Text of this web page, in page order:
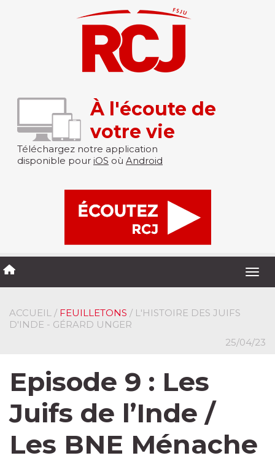
À l'écoute de
votre vie
Téléchargez notre application
disponible pour iOS où Android
ACCUEIL / FEUILLETONS / L'HISTOIRE DES JUIFS
D'INDE - GÉRARD UNGER
25/04/23
Episode 9 : Les
Juifs de l’Inde /
Les BNE Ménache